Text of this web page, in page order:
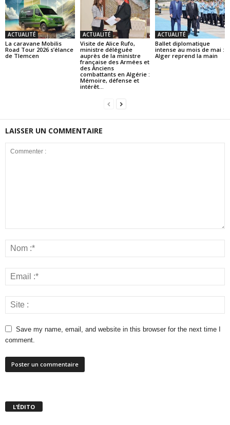
ACTUALITÉ
La caravane Mobilis
Road Tour 2026 s’élance
de Tlemcen
ACTUALITÉ
Visite de Alice Rufo,
ministre déléguée
auprès de la ministre
française des Armées et
des Anciens
combattants en Algérie :
Mémoire, défense et
intérêt...
ACTUALITÉ
Ballet diplomatique
intense au mois de mai :
Alger reprend la main
LAISSER UN COMMENTAIRE
Save my name, email, and website in this browser for the next time I
comment.
L’ÉDITO